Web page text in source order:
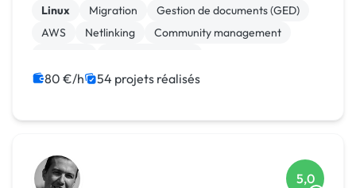
accompagnons les entrepri
Linux Migration
Gestion de documents (GED)
AWS
Netlinking
Community management
Téléphonie et Télécom
Publicité
80 €/h 54 projets réalisés
5,0